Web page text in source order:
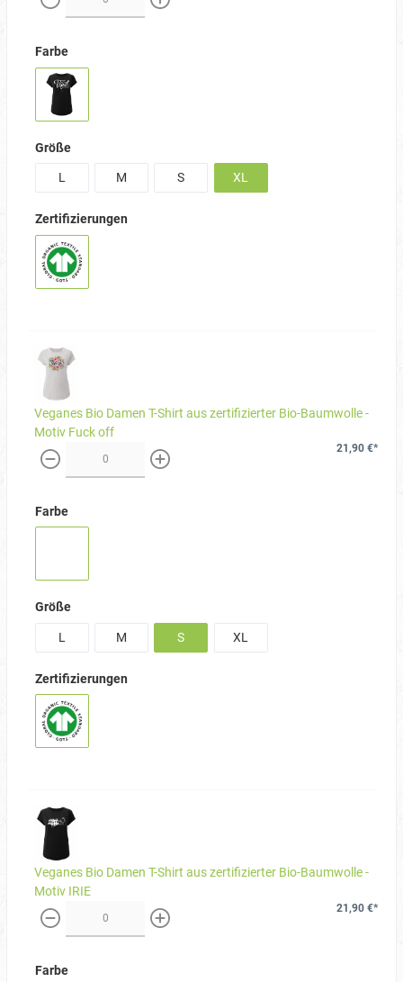
weniger mehr
Farbe
Größe
L
M S XL
Zertifizierungen
Veganes Bio Damen T-Shirt aus zertifizierter Bio-Baumwolle -
Motiv Fuck off
weniger mehr
21,90 €*
Farbe
Größe
L
M S XL
Zertifizierungen
Veganes Bio Damen T-Shirt aus zertifizierter Bio-Baumwolle -
Motiv IRIE
weniger mehr
21,90 €*
Farbe